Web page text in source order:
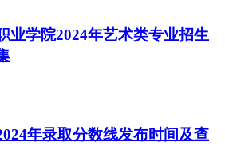
业学院2024年艺术类专业招生
年录取分数线发布时间及查